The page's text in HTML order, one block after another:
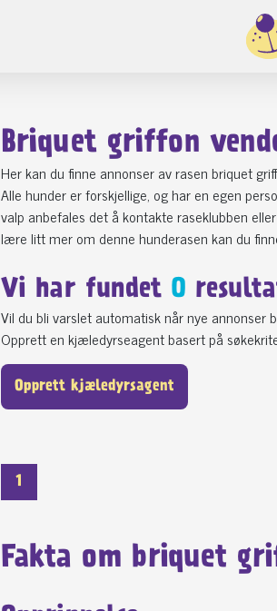
Briquet griffon
Her kan du finne annonser av rasen briquet
Alle hunder er forskjellige, og har en egen
valp anbefales det å kontakte raseklubben
lære litt mer om denne hunderasen kan du
Vi har fundet 0
Vil du bli varslet automatisk når nye annonser
Opprett en kjæledyrseagent basert på
Opprett kjæledyrsagent
1
Fakta om briquet